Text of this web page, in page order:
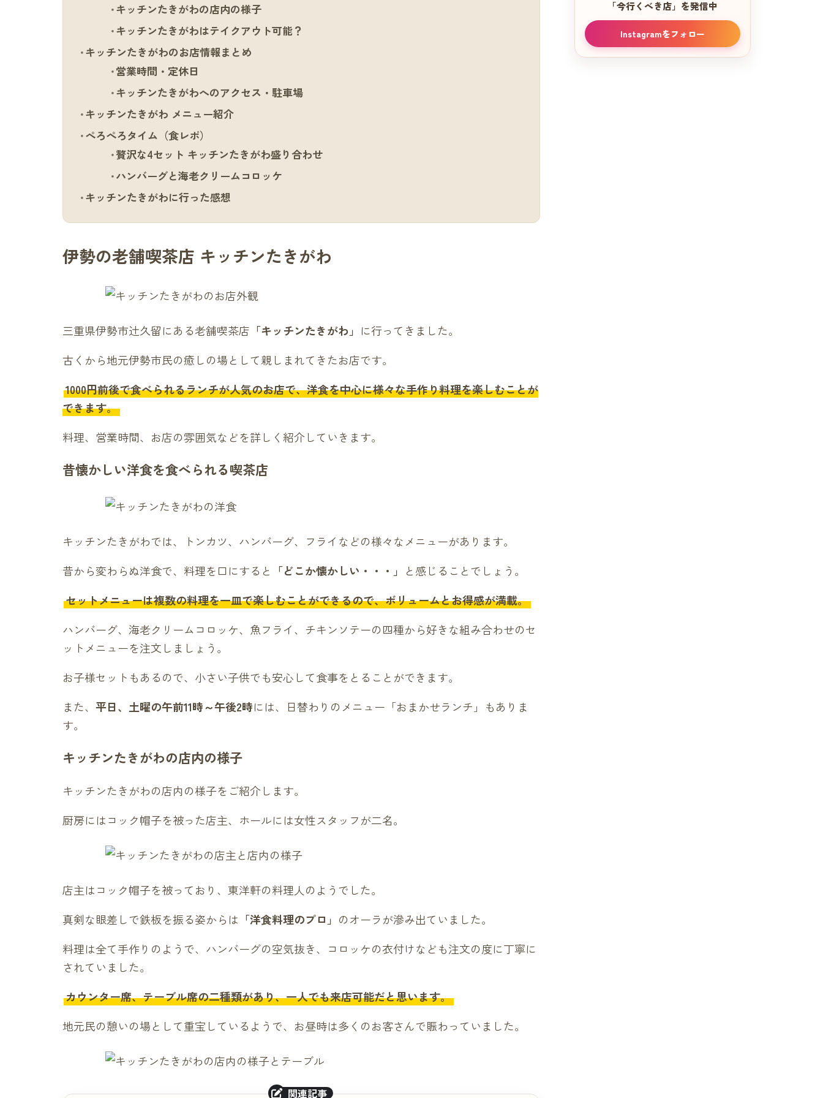
キッチンたきがわの店内の様子
キッチンたきがわはテイクアウト可能？
キッチンたきがわのお店情報まとめ
営業時間・定休日
キッチンたきがわへのアクセス・駐車場
キッチンたきがわ メニュー紹介
ぺろぺろタイム（食レポ）
贅沢な4セット キッチンたきがわ盛り合わせ
ハンバーグと海老クリームコロッケ
キッチンたきがわに行った感想
伊勢の老舗喫茶店 キッチンたきがわ
三重県伊勢市辻久留にある老舗喫茶店 「キッチンたきがわ」 に行ってきました。
古くから地元伊勢市民の癒しの場として親しまれてきたお店です。
1000円前後で食べられるランチが人気のお店で、洋食を中心に様々な手作り料理を楽しむことが
できます。
料理、営業時間、お店の雰囲気などを詳しく紹介していきます。
昔懐かしい洋食を食べられる喫茶店
キッチンたきがわでは、トンカツ、ハンバーグ、フライなどの様々なメニューがあります。
昔から変わらぬ洋食で、料理を口にすると 「どこか懐かしい・・・」 と感じることでしょう。
セットメニューは複数の料理を一皿で楽しむことができるので、ボリュームとお得感が満載。
ハンバーグ、海老クリームコロッケ、魚フライ、チキンソテーの四種から好きな組み合わせのセ
ットメニューを注文しましょう。
お子様セットもあるので、小さい子供でも安心して食事をとることができます。
また、 平日、土曜の午前11時～午後2時には、日替わりのメニュー「おまかせランチ」もありま
す。
キッチンたきがわの店内の様子
キッチンたきがわの店内の様子をご紹介します。
厨房にはコック帽子を被った店主、ホールには女性スタッフが二名。
店主はコック帽子を被っており、東洋軒の料理人のようでした。
真剣な眼差しで鉄板を振る姿からは 「洋食料理のプロ」 のオーラが滲み出ていました。
料理は全て手作りのようで、ハンバーグの空気抜き、コロッケの衣付けなども注文の度に丁寧に
されていました。
カウンター席、テーブル席の二種類があり、一人でも来店可能だと思います。
地元民の憩いの場として重宝しているようで、お昼時は多くのお客さんで賑わっていました。
「今行くべき店」を発信中
Instagramをフォロー